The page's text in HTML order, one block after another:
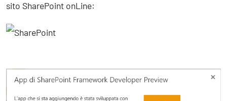
sito SharePoint onLine: